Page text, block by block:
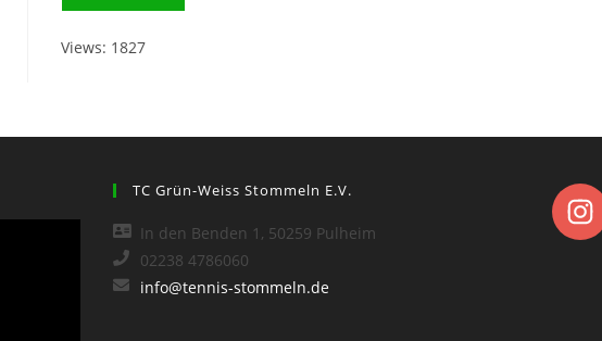
Views: 1827
TC Grün-Weiss Stommeln E.V.
In den Benden 1, 50259 Pulheim
02238 4786060
info@tennis-stommeln.de